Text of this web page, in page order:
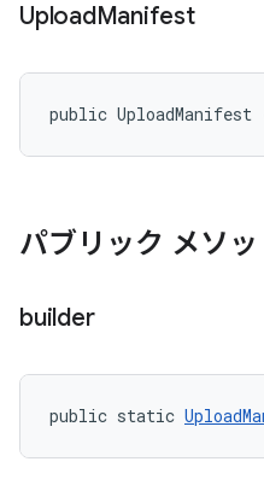
UploadManifest
public UploadManifest
パブリック メソッ
builder
public static